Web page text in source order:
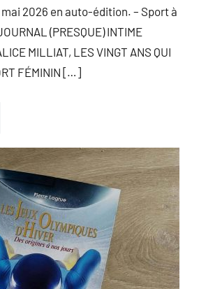
mai 2026 en auto-édition. – Sport à
(PRESQUE) INTIME
MILLIAT, LES VINGT ANS QUI
FÉMININ […]